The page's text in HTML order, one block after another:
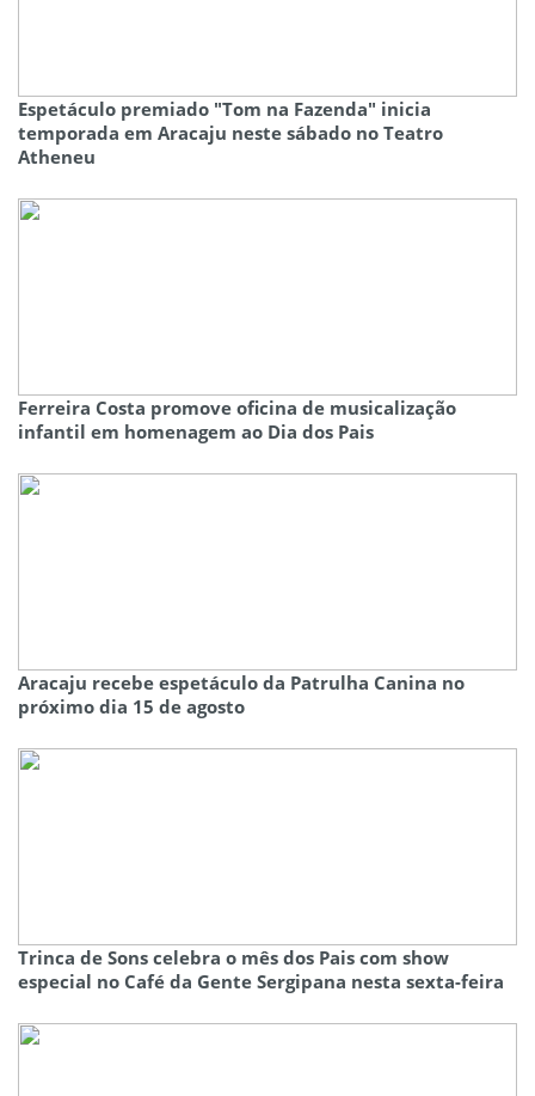
Espetáculo premiado "Tom na Fazenda" inicia
temporada em Aracaju neste sábado no Teatro
Atheneu
Ferreira Costa promove oficina de musicalização
infantil em homenagem ao Dia dos Pais
Aracaju recebe espetáculo da Patrulha Canina no
próximo dia 15 de agosto
Trinca de Sons celebra o mês dos Pais com show
especial no Café da Gente Sergipana nesta sexta-feira